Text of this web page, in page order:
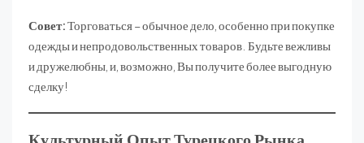
Совет:Торговаться – обычное дело, особенно при покупке
одежды и непродовольственных товаров. Будьте вежливы
и дружелюбны, и, возможно, Вы получите более выгодную
сделку!
Культурный Опыт Турецкого Рынка